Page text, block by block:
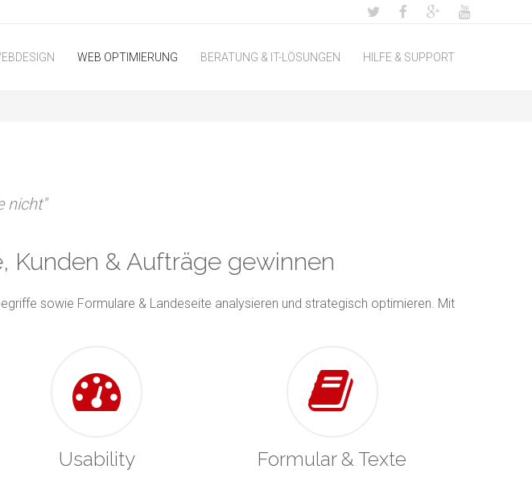
WEB OPTIMIERUNG BERATUNG & IT-LÖSUNGEN HILFE & SUPPORT
nicht"
Kunden & Aufträge gewinnen
sowie Formulare & Landeseite analysieren und strategisch optimieren. Mit
Usability Formular & Texte